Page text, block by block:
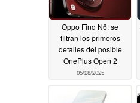
Oppo Find N6: se
filtran los primeros
detalles del posible
OnePlus Open 2
05/28/2025